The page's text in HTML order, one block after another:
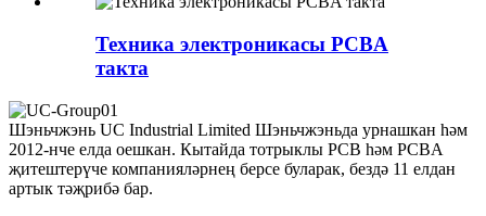
Техника электроникасы PCBA
такта
Шэньчжэнь UC Industrial Limited Шэньчжэньда урнашкан һәм
2012-нче елда оешкан. Кытайда тотрыклы PCB һәм PCBA
җитештерүче компанияләрнең берсе буларак, бездә 11 елдан
артык тәҗрибә бар.